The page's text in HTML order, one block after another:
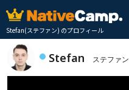
Stefan(ステファン) のプロフィール
Stefan ステファン